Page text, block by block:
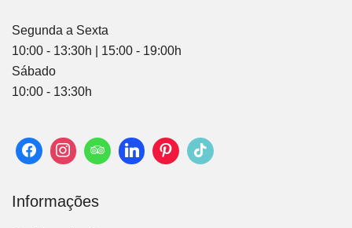
Segunda a Sexta
10:00 - 13:30h | 15:00 - 19:00h
Sábado
10:00 - 13:30h
Informações